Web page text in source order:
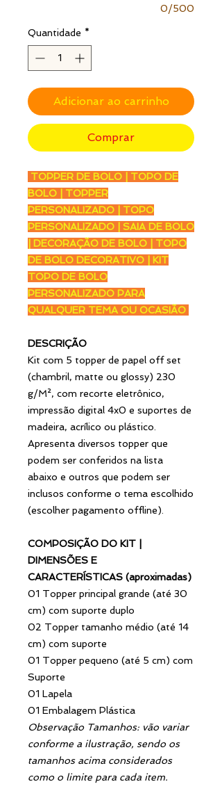
0/500
Quantidade *
Adicionar ao carrinho
Comprar
TOPPER DE BOLO | TOPO DE
BOLO | TOPPER
PERSONALIZADO | TOPO
PERSONALIZADO | SAIA DE BOLO
| DECORAÇÃO DE BOLO | TOPO
DE BOLO DECORATIVO | KIT
TOPO DE BOLO
PERSONALIZADO PARA
QUALQUER TEMA OU OCASIÃO
DESCRIÇÃO
Kit com 5 topper de papel off set
(chambril, matte ou glossy) 230
g/M², com recorte eletrônico,
impressão digital 4x0 e suportes de
madeira, acrílico ou plástico.
Apresenta diversos topper que
podem ser conferidos na lista
abaixo e outros que podem ser
inclusos conforme o tema escolhido
(escolher pagamento offline).
COMPOSIÇÃO DO KIT |
DIMENSÕES E
CARACTERÍSTICAS (aproximadas)
01 Topper principal grande (até 30
cm) com suporte duplo
02 Topper tamanho médio (até 14
cm) com suporte
01 Topper pequeno (até 5 cm) com
Suporte
01 Lapela
01 Embalagem Plástica
Observação Tamanhos: vão variar
conforme a ilustração, sendo os
tamanhos acima considerados
como o limite para cada item.